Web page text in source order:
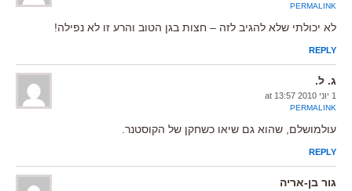
PERMALINK
לא יכולתי שלא להגיב לזה – חצות בגן הטוב והרע זו לא נפילה!
REPLY
ג. ל.
1 יוני 2010 at 13:57
PERMALINK
עולמושלם, שהוא גם שיאו כשחקן של הקוסטנר.
REPLY
גור בן-אריה